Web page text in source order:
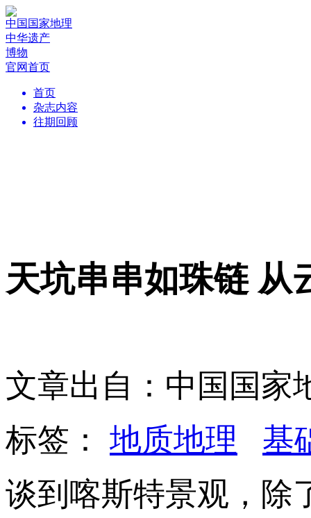
中国国家地理
中华遗产
博物
官网首页
首页
杂志内容
往期回顾
天坑串串如珠链 从
文章出自：中国国家
标签： 地质地理
基
谈到喀斯特景观，除